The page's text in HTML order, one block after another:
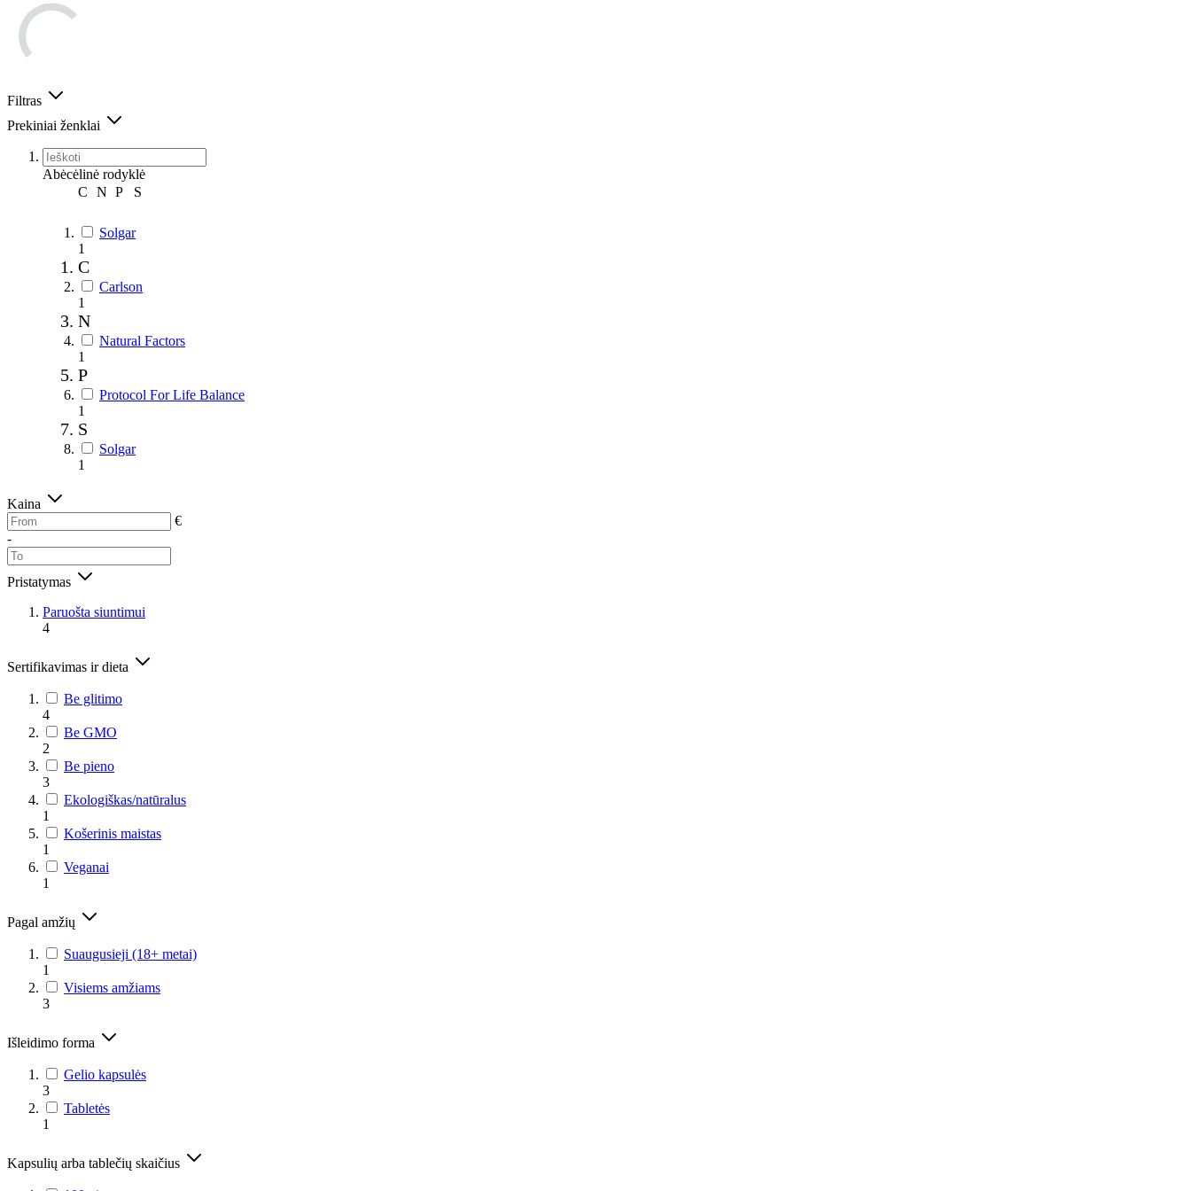
Filtras
Prekiniai ženklai
Abėcėlinė rodyklė
C
N P S
Solgar
1
C
Carlson
1
N
Natural Factors
1
P
Protocol For Life Balance
1
S
Solgar
1
Kaina
€
-
Pristatymas
Paruošta siuntimui
4
Sertifikavimas ir dieta
Be glitimo
4
Be GMO
2
Be pieno
3
Ekologiškas/natūralus
1
Košerinis maistas
1
Veganai
1
Pagal amžių
Suaugusieji (18+ metai)
1
Visiems amžiams
3
Išleidimo forma
Gelio kapsulės
3
Tabletės
1
Kapsulių arba tablečių skaičius